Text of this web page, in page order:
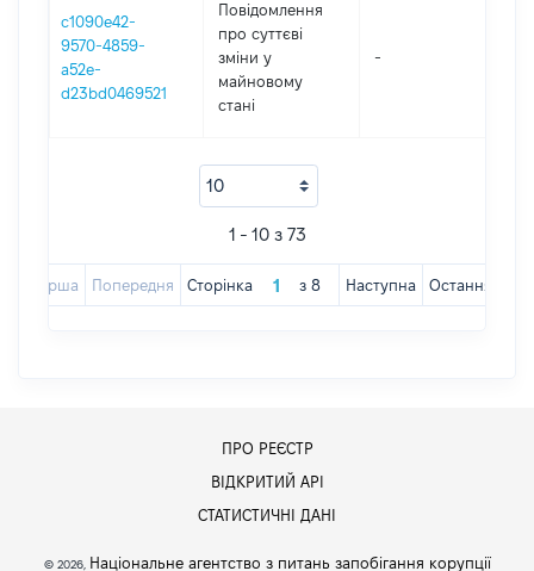
c1090e42-
9570-4859-
a52e-
d23bd0469521
Повідомлення
про суттєві
зміни y
майновому
стані
-
1 - 10 з 73
Перша Попередня Сторінка з 8 Наступна Остання
ПРО РЕЄСТР
ВІДКРИТИЙ АРІ
СТАТИСТИЧНІ ДАНІ
© 2026, Національне агентство з питань запобігання корупції